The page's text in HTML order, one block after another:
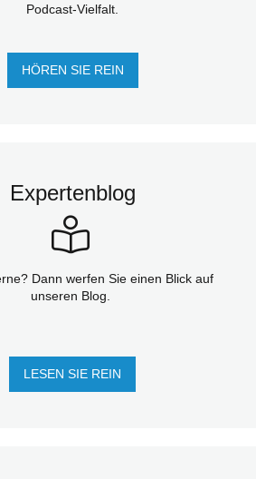
Podcast-Vielfalt.
HÖREN SIE REIN
Expertenblog
Dann werfen Sie einen Blick auf
unseren Blog.
LESEN SIE REIN